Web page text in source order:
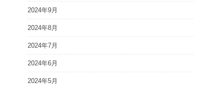
2024年9月
2024年8月
2024年7月
2024年6月
2024年5月